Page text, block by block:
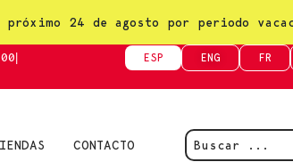
24 de agosto por periodo
ESP ENG FR
CONTACTO